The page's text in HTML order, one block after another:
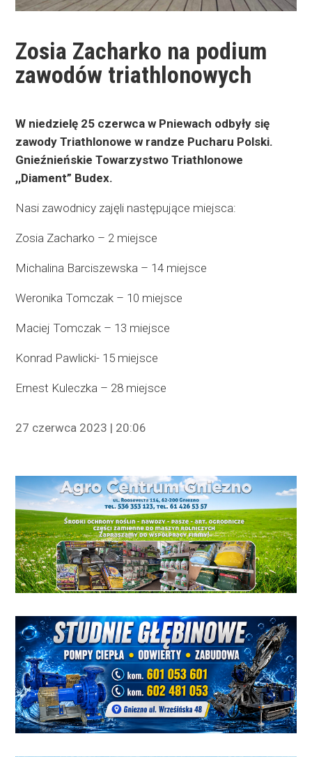
Zosia Zacharko na podium
zawodów triathlonowych
W niedzielę 25 czerwca w Pniewach odbyły się
zawody Triathlonowe w randze Pucharu Polski.
Gnieźnieńskie Towarzystwo Triathlonowe
,,Diament” Budex.
Nasi zawodnicy zajęli następujące miejsca:
Zosia Zacharko – 2 miejsce
Michalina Barciszewska – 14 miejsce
Weronika Tomczak – 10 miejsce
Maciej Tomczak – 13 miejsce
Konrad Pawlicki- 15 miejsce
Ernest Kuleczka – 28 miejsce
27 czerwca 2023 | 20:06